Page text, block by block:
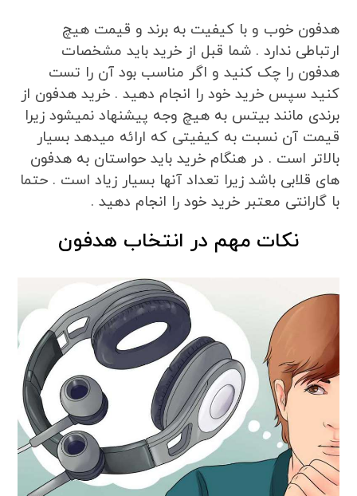
هدفون خوب و با کیفیت به برند و قیمت هیچ
ارتباطی ندارد . شما قبل از خرید باید مشخصات
هدفون را چک کنید و اگر مناسب بود آن را تست
کنید سپس خرید خود را انجام دهید . خرید هدفون از
برندی مانند بیتس به هیچ وجه پیشنهاد نمیشود زیرا
قیمت آن نسبت به کیفیتی که ارائه میدهد بسیار
بالاتر است . در هنگام خرید باید حواستان به هدفون
های قلابی باشد زیرا تعداد آنها بسیار زیاد است . حتما
با گارانتی معتبر خرید خود را انجام دهید .
نکات مهم در انتخاب هدفون